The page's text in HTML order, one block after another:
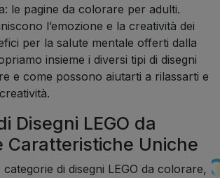
le pagine da colorare per adulti.
l’emozione e la creatività dei
per la salute mentale offerti dalla
insieme i diversi tipi di disegni
e come possono aiutarti a rilassarti e
Disegni LEGO da
Caratteristiche Uniche
di disegni LEGO da colorare,